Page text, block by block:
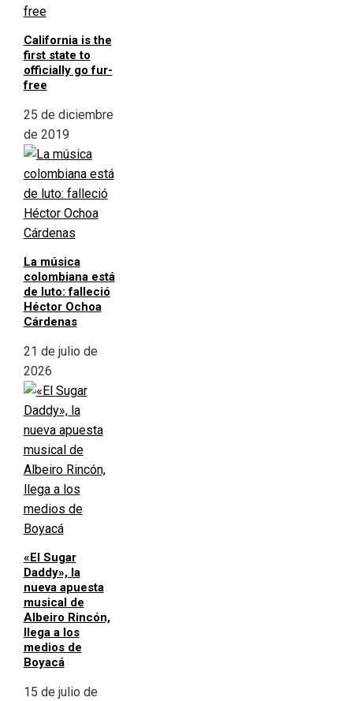
California is the
first state to
officially go fur-
free
25 de diciembre
de 2019
La música
colombiana está
de luto: falleció
Héctor Ochoa
Cárdenas
21 de julio de
2026
«El Sugar
Daddy», la
nueva apuesta
musical de
Albeiro Rincón,
llega a los
medios de
Boyacá
15 de julio de